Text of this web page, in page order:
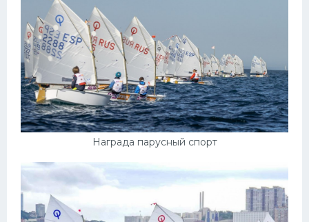
Награда парусный спорт